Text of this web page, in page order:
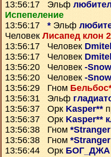
13:56:17 Эльф
Испепеление
13:56:17 * Эльф
Человек Лисапед клон
13:56:17 Человек Dmitel
13:56:17 Человек
13:56:20 Человек -
13:56:20 Человек -
13:56:29 Гном
13:56:31 Эльф
13:56:37 Орк Kasper**
13:56:37 Орк Kasper**
13:56:38 Гном *Stranger
13:56:38 Гном
13:56:44 Орк БОГ_ДЖА